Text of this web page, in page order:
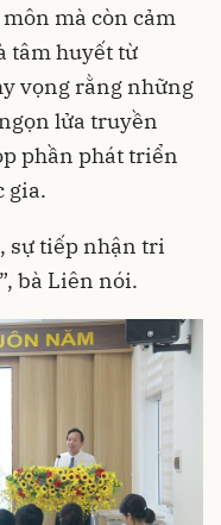
mà còn cảm
tâm huyết từ
vọng rằng những
lửa truyền
phần phát triển
gia.
sự tiếp nhận tri
bà Liên nói.